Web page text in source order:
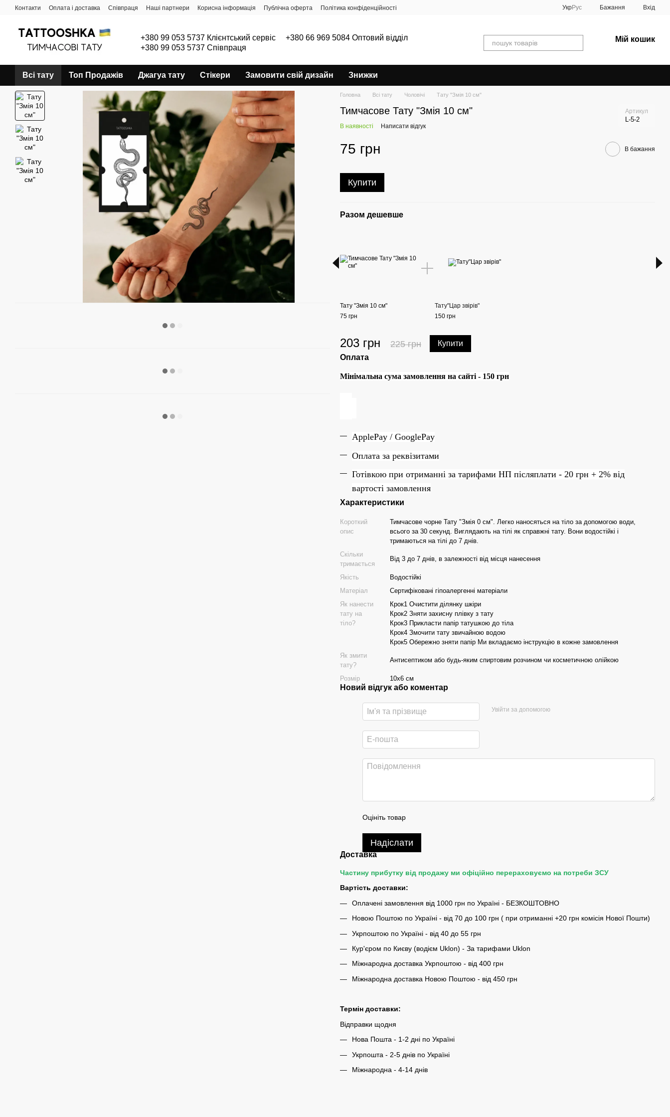
Перейти до основного контенту
Контакти Оплата і доставка Співпраця Наші партнери Корисна інформація Публічна оферта Політика конфіденційності УкрРус Бажання Вхід
+380 99 053 5737 Клієнтський сервіс
+380 66 969 5084 Оптовий відділ
+380 99 053 5737 Співпраця
Мій кошик
Всі тату Топ Продажів Джагуа тату Стікери Замовити свій дизайн Знижки
Головна Всі тату Чоловічі Тату "Змія 10 см"
Тимчасове Тату "Змія 10 см" Артикул
L-5-2
В наявності Написати відгук
75 грн В бажання
Купити
Разом дешевше
Тату "Змія 10 см"
75 грн
Тату"Цар звірів"
150 грн
203 грн 225 грн Купити
Оплата
Мінімальна сума замовлення на сайті - 150 грн
ApplePay / GooglePay
Оплата за реквізитами
Готівкою при отриманні за тарифами НП післяплати - 20 грн + 2% від
вартості замовлення
Характеристики
Короткий
опис
Тимчасове чорне Тату "Змія 0 см". Легко наносяться на тіло за допомогою води,
всього за 30 секунд. Виглядають на тілі як справжні тату. Вони водостійкі і
тримаються на тілі до 7 днів.
Скільки
тримається
Від 3 до 7 днів, в залежності від місця нанесення
Якість
Водостійкі
Матеріал
Сертифіковані гіпоалергенні матеріали
Як нанести
тату на
тіло?
Крок1 Очистити ділянку шкіри
Крок2 Зняти захисну плівку з тату
Крок3 Прикласти папір татушкою до тіла
Крок4 Змочити тату звичайною водою
Крок5 Обережно зняти папір Ми вкладаємо інструкцію в кожне замовлення
Як змити
тату?
Антисептиком або будь-яким спиртовим розчином чи косметичною олійкою
Розмір 10х6 см
Новий відгук або коментар
Увійти за допомогою
Оцініть товар
Надіслати
Доставка
Частину прибутку від продажу ми офіційно перераховуємо на потреби ЗСУ
Вартість доставки:
Оплачені замовлення від 1000 грн по Україні - БЕЗКОШТОВНО
Новою Поштою по Україні - від 70 до 100 грн ( при отриманні +20 грн комісія Нової Пошти)
Укрпоштою по Україні - від 40 до 55 грн
Кур'єром по Києву (водієм Uklon) - За тарифами Uklon
Міжнародна доставка Укрпоштою - від 400 грн
Міжнародна доставка Новою Поштою - від 450 грн
Термін доставки:
Відправки щодня
Нова Пошта - 1-2 дні по Україні
Укрпошта - 2-5 днів по Україні
Міжнародна - 4-14 днів